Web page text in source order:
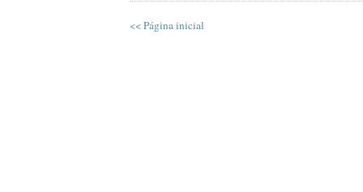
<< Página inicial